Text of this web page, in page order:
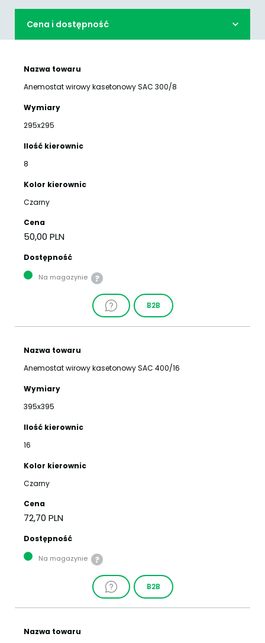
Cena i dostępność
Nazwa towaru
Anemostat wirowy kasetonowy SAC 300/8
Wymiary
295x295
Ilość kierownic
8
Kolor kierownic
Czarny
Cena
50,00 PLN
Dostępność
Na magazynie
B2B
Nazwa towaru
Anemostat wirowy kasetonowy SAC 400/16
Wymiary
395x395
Ilość kierownic
16
Kolor kierownic
Czarny
Cena
72,70 PLN
Dostępność
Na magazynie
B2B
Nazwa towaru